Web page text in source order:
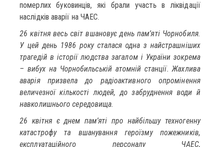
померлих буковинців, які брали участь в ліквідації
наслідків аварії на ЧАЕС.
26 квітня весь світ вшановує день пам’яті Чорнобиля.
У цей день 1986 року сталася одна з найстрашніших
трагедій в історії людства загалом і України зокрема
– вибух на Чорнобильській атомній станції. Жахлива
аварія призвела до радіоактивного опромінення
величезної кількості людей, до забруднення води й
навколишнього середовища.
26 квітня є днем пам’яті про найбільшу техногенну
катастрофу та вшанування героїзму пожежників,
експлуатаційного персоналу ЧАЕС,